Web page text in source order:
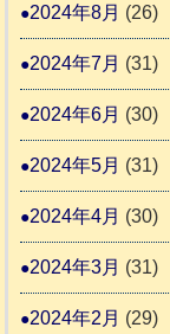
2024年8月 (26)
2024年7月 (31)
2024年6月 (30)
2024年5月 (31)
2024年4月 (30)
2024年3月 (31)
2024年2月 (29)